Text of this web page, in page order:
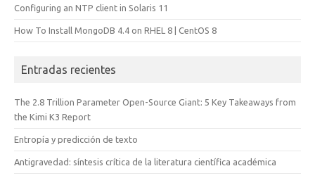
Configuring an NTP client in Solaris 11
How To Install MongoDB 4.4 on RHEL 8 | CentOS 8
Entradas recientes
The 2.8 Trillion Parameter Open-Source Giant: 5 Key Takeaways from
the Kimi K3 Report
Entropía y predicción de texto
Antigravedad: síntesis crítica de la literatura científica académica